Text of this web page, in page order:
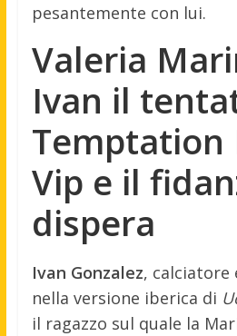
pesantemente con lui.
Valeria
Ivan il
Temptation
Vip e il
dispera
Ivan Gonzalez, calciatore
nella versione iberica di
il ragazzo sul quale la